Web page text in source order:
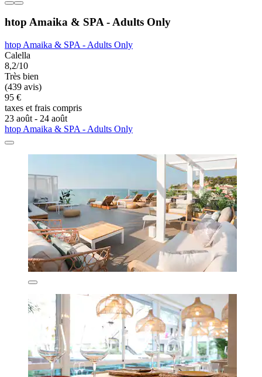
htop Amaika & SPA - Adults Only
htop Amaika & SPA - Adults Only
Calella
8,2/10
Très bien
(439 avis)
95 €
taxes et frais compris
23 août - 24 août
htop Amaika & SPA - Adults Only